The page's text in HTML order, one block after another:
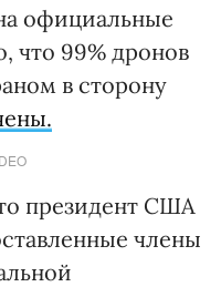
официальные
что 99% дронов
в сторону
президент США
члены